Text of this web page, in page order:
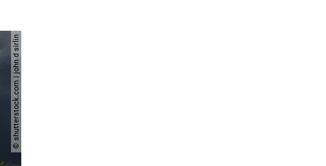
© shutterstock.com | john d sirlin